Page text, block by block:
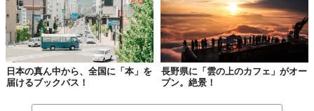
日本の真ん中から、全国に「本」を
届けるブックバス！
長野県に「雲の上のカフェ」がオー
プン。絶景！